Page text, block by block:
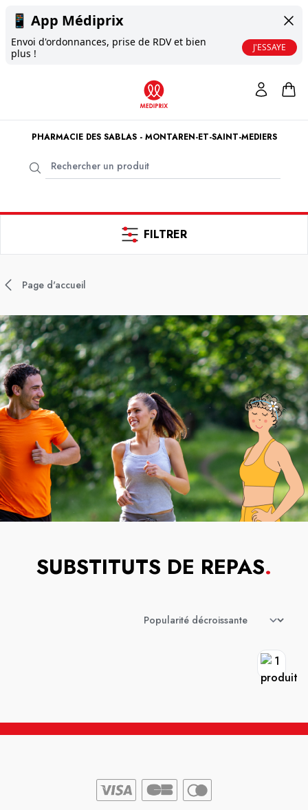
📱 App Médiprix
Envoi d'ordonnances, prise de RDV et bien
plus !
J'ESSAYE
PHARMACIE DES SABLAS - MONTAREN-ET-SAINT-MEDIERS
FILTRER
Page d'accueil
SUBSTITUTS DE REPAS.